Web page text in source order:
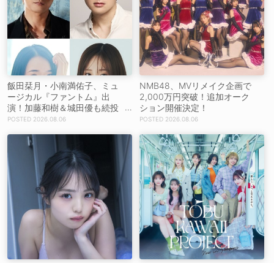
飯田栞月・小南満佑子、ミュ
ージカル『ファントム』出
演！加藤和樹＆城田優も続投
【コメントあり】
2026.08.06
NMB48、MVリメイク企画で
2,000万円突破！追加オーク
ション開催決定！
2026.08.06